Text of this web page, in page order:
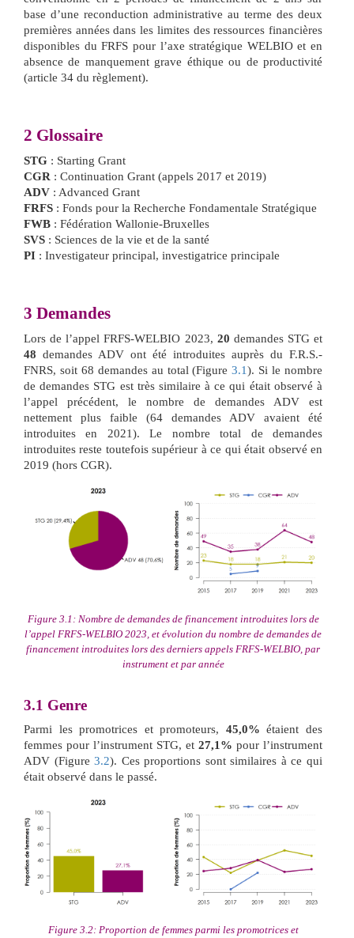
base d’une reconduction administrative au terme des deux
premières années dans les limites des ressources financières
disponibles du FRFS pour l’axe stratégique WELBIO et en
absence de manquement grave éthique ou de productivité
(article 34 du règlement).
2 Glossaire
STG : Starting Grant
CGR : Continuation Grant (appels 2017 et 2019)
ADV : Advanced Grant
FRFS : Fonds pour la Recherche Fondamentale Stratégique
FWB : Fédération Wallonie-Bruxelles
SVS : Sciences de la vie et de la santé
PI : Investigateur principal, investigatrice principale
3 Demandes
Lors de l’appel FRFS-WELBIO 2023, 20 demandes STG et
48 demandes ADV ont été introduites auprès du F.R.S.-
FNRS, soit 68 demandes au total (Figure3.1). Si le nombre
de demandes STG est très similaire à ce qui était observé à
l’appel précédent, le nombre de demandes ADV est
nettement plus faible (64 demandes ADV avaient été
introduites en 2021). Le nombre total de demandes
introduites reste toutefois supérieur à ce qui était observé en
2019 (hors CGR).
Figure 3.1: Nombre de demandes de financement introduites lors de
l’appel FRFS-WELBIO 2023, et évolution du nombre de demandes de
financement introduites lors des derniers appels FRFS-WELBIO, par
instrument et par année
3.1 Genre
Parmi les promotrices et promoteurs, 45,0% étaient des
femmes pour l’instrument STG, et 27,1% pour l’instrument
ADV (Figure3.2). Ces proportions sont similaires à ce qui
était observé dans le passé.
Figure 3.2: Proportion de femmes parmi les promotrices et